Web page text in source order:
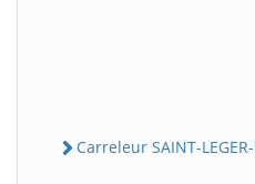
Carreleur SAINT-